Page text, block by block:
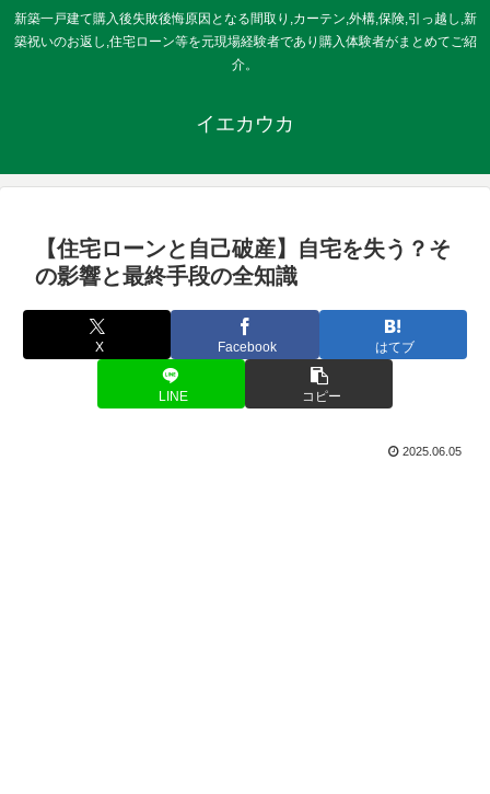
新築一戸建て購入後失敗後悔原因となる間取り,カーテン,外構,保険,引っ越し,新
築祝いのお返し,住宅ローン等を元現場経験者であり購入体験者がまとめてご紹
介。
イエカウカ
【住宅ローンと自己破産】自宅を失う？そ
の影響と最終手段の全知識
X Facebook はてブ
LINE コピー
2025.06.05